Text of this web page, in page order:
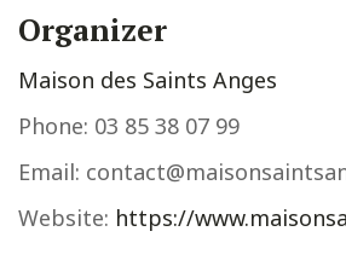
Organizer
Maison des Saints Anges
Phone: 03 85 38 07 99
Email:
Website: https://